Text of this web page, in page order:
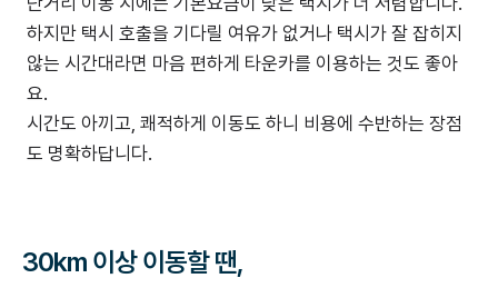
하지만 택시 호출을 기다릴 여유가 없거나 택시가 잘 잡히지
않는 시간대라면 마음 편하게 타운카를 이용하는 것도 좋아
요.
시간도 아끼고, 쾌적하게 이동도 하니 비용에 수반하는 장점
도 명확하답니다.
30km 이상 이동할 땐,